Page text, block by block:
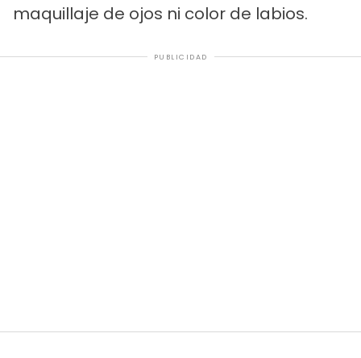
maquillaje de ojos ni color de labios.
PUBLICIDAD